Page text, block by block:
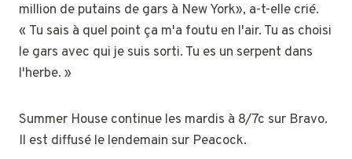
million de putains de gars à New York», a-t-elle crié.
« Tu sais à quel point ça m'a foutu en l'air. Tu as choisi
le gars avec qui je suis sorti. Tu es un serpent dans
l'herbe. »
Summer House continue les mardis à 8/7c sur Bravo.
Il est diffusé le lendemain sur Peacock.